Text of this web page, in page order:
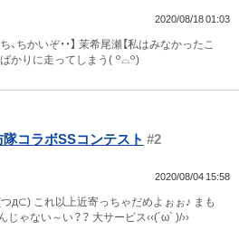
2020/08/18 01:03
、ちかいぞ・・】 茉希尾瀬【私はみなかったこ
ばかりに走ってしまう( ꒪⌓꒪)
隊コラボSSコンテスト #2
2020/08/04 15:58
д⊂) これ以上近寄っちゃだめよぉぉ♪ まも
ゃない～い？？ 大サービス‹‹(´ω` )/››